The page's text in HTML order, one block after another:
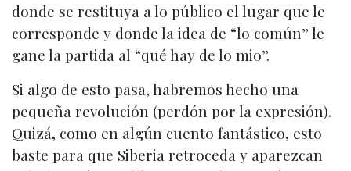
donde se restituya a lo público el lugar que le
corresponde y donde la idea de “lo común” le
gane la partida al “qué hay de lo mio”.
Si algo de esto pasa, habremos hecho una
pequeña revolución (perdón por la expresión).
Quizá, como en algún cuento fantástico, esto
baste para que Siberia retroceda y aparezcan